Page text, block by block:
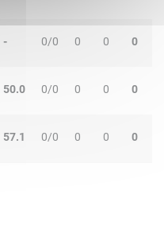
- 0/0 0 0 0
50.0 0/0 0 0 0
57.1 0/0 0 0 0